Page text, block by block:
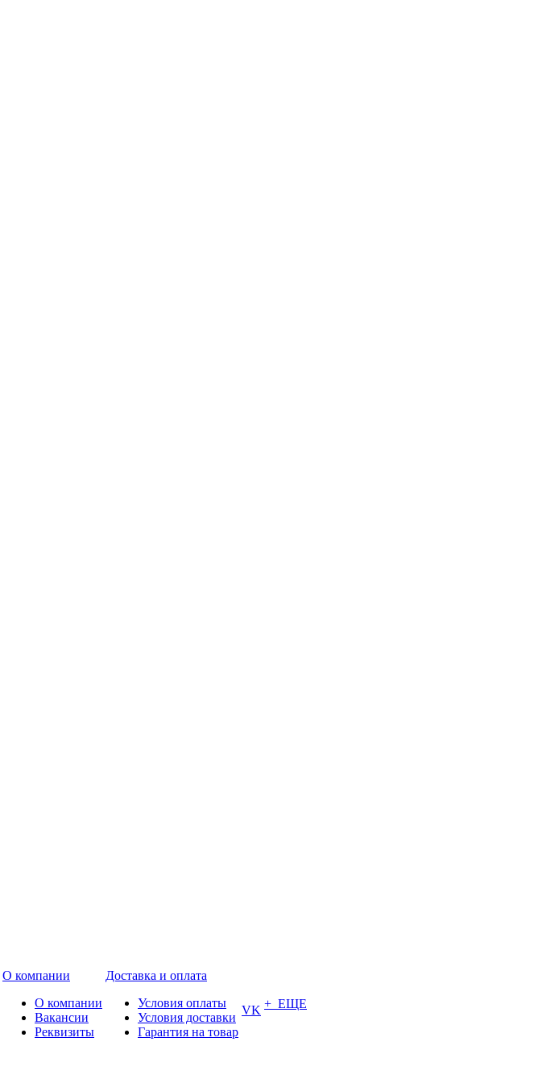
О компании
О компании
Вакансии
Реквизиты
Доставка и оплата
Условия оплаты
Условия доставки
Гарантия на товар
VK + ЕЩЕ